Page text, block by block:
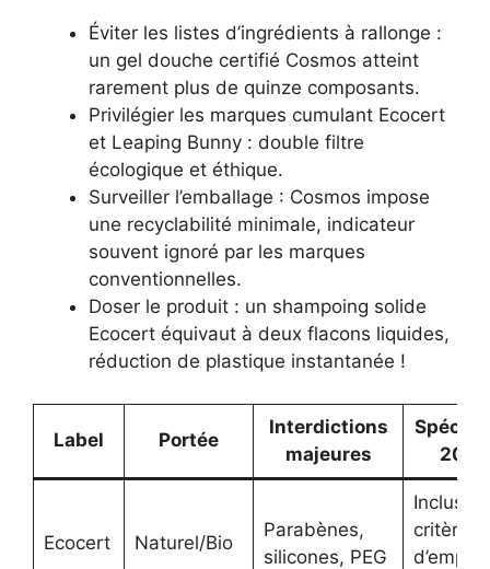
Éviter les listes d’ingrédients à rallonge :
un gel douche certifié Cosmos atteint
rarement plus de quinze composants.
Privilégier les marques cumulant Ecocert
et Leaping Bunny : double filtre
écologique et éthique.
Surveiller l’emballage : Cosmos impose
une recyclabilité minimale, indicateur
souvent ignoré par les marques
conventionnelles.
Doser le produit : un shampoing solide
Ecocert équivaut à deux flacons liquides,
réduction de plastique instantanée !
Label Portée
Interdictions
majeures
2025
Ecocert Naturel/Bio
Parabènes,
silicones, PEG
Inclus un
critère